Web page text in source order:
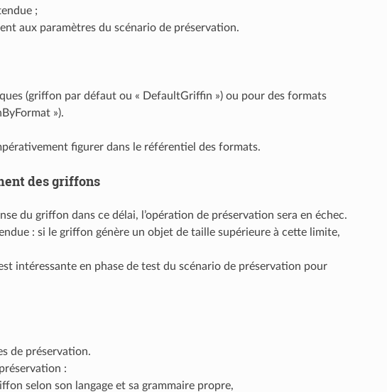
;
aux paramètres du scénario de préservation.
(griffon par défaut ou « DefaultGriffin ») ou pour des formats
»).
figurer dans le référentiel des formats.
des griffons
du griffon dans ce délai, l’opération de préservation sera en échec.
: si le griffon génère un objet de taille supérieure à cette limite,
intéressante en phase de test du scénario de préservation pour
de préservation.
:
selon son langage et sa grammaire propre,